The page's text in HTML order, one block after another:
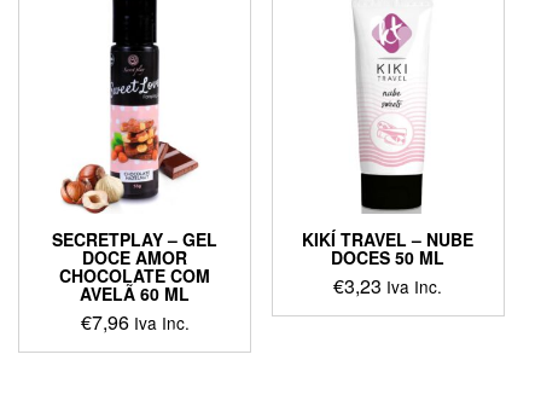
SECRETPLAY – GEL
DOCE AMOR
CHOCOLATE COM
AVELÃ 60 ML
€7,96 Iva Inc.
KIKÍ TRAVEL – NUBE
DOCES 50 ML
€3,23 Iva Inc.